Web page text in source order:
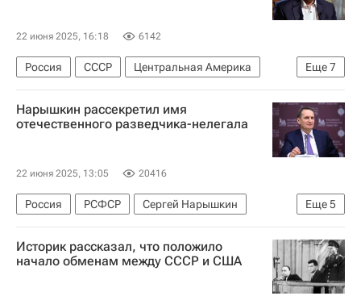
22 июня 2025, 16:18 6142
Еще7
Россия СССР
Центральная Америка
Сергей Нарышкин
Алексей Ботян
Юрий Шевченко (герой России)
Служба внешней разведки Российской Федерации (СВР России)
НТВ (телеканал)
Московский энергетический институт
Общество
Нарышкин рассекретил имя
отечественного разведчика-нелегала
22 июня 2025, 13:05 20416
Еще5
Россия РСФСР
Сергей Нарышкин
Алексей Ботян
Юрий Шевченко (герой России)
Служба внешней разведки Российской Федерации (СВР России)
Историк рассказал, что положило
начало обменам между СССР и США